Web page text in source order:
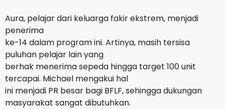
Aura, pelajar dari keluarga fakir ekstrem, menjadi
penerima
ke-14 dalam program ini. Artinya, masih tersisa
puluhan pelajar lain yang
berhak menerima sepeda hingga target 100 unit
tercapai. Michael mengakui hal
ini menjadi PR besar bagi BFLF, sehingga dukungan
masyarakat sangat dibutuhkan.